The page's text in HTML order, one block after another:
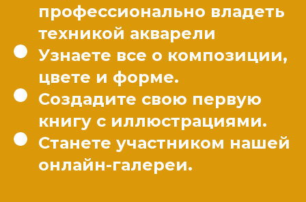
профессионально владеть
техникой акварели
Узнаете все о композиции,
цвете и форме.
Создадите свою первую
книгу с иллюстрациями.
Станете участником нашей
онлайн-галереи.